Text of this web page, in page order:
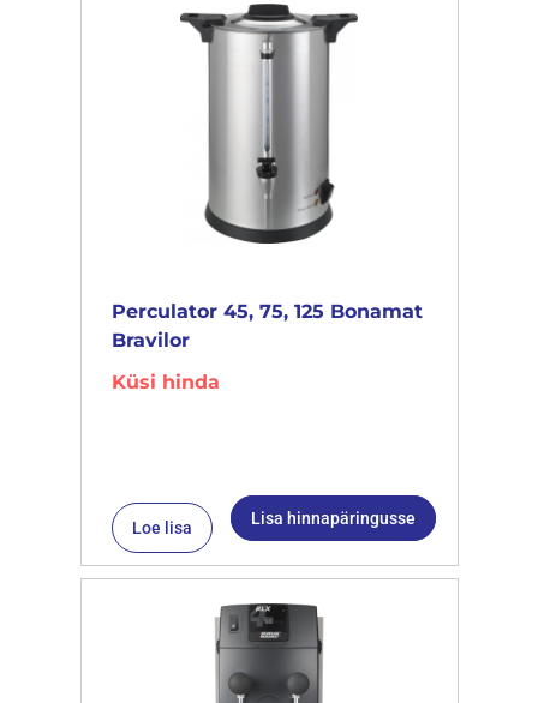
Perculator 45, 75, 125 Bonamat
Bravilor
Küsi hinda
Loe lisa Lisa hinnapäringusse